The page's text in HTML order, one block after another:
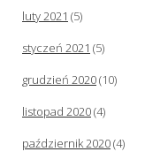
luty 2021 (5)
styczeń 2021 (5)
grudzień 2020(10)
listopad 2020(4)
październik 2020(4)